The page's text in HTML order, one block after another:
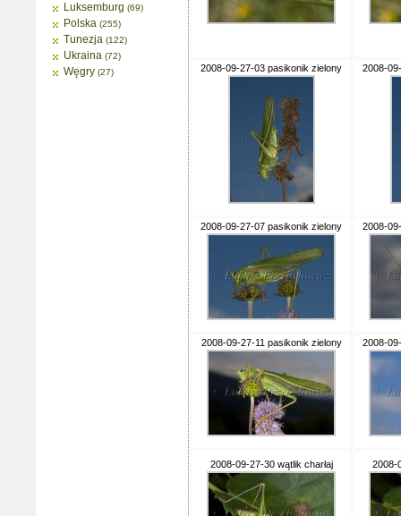
Luksemburg (69)
Polska (255)
Tunezja (122)
Ukraina (72)
Węgry (27) 2008-09-27-03 pasikonik zielony 2008-
2008-09-27-07 pasikonik zielony 2008-
2008-09-27-11 pasikonik zielony 2008-
2008-09-27-30 wątlik charłaj 2008-